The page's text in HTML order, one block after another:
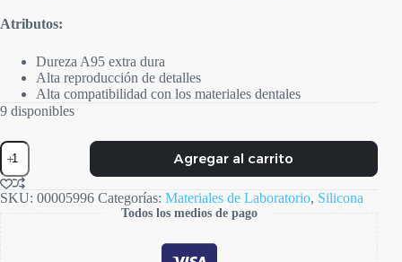
Atributos:
Dureza A95 extra dura
Alta reproducción de detalles
Alta compatibilidad con los materiales dentales
9 disponibles
Labor
cantidad
Agregar al carrito
SKU: 00005996 Categorías: Materiales de Laboratorio, Silicona
Todos los medios de pago